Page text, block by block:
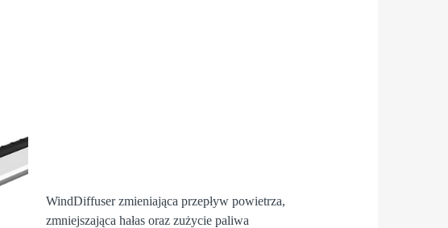
WindDiffuserzmieniająca przepływ powietrza,
zmniejszająca hałas oraz zużycie paliwa